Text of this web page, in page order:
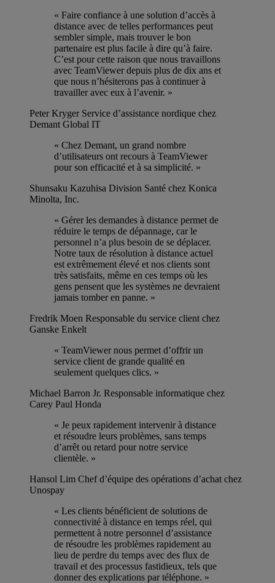
« Faire confiance à une solution d’accès à
distance avec de telles performances peut
sembler simple, mais trouver le bon
partenaire est plus facile à dire qu’à faire.
C’est pour cette raison que nous travaillons
avec TeamViewer depuis plus de dix ans et
que nous n’hésiterons pas à continuer à
travailler avec eux à l’avenir. »
Peter Kryger Service d’assistance nordique chez
Demant Global IT
« Chez Demant, un grand nombre
d’utilisateurs ont recours à TeamViewer
pour son efficacité et à sa simplicité. »
Shunsaku Kazuhisa Division Santé chez Konica
Minolta, Inc.
« Gérer les demandes à distance permet de
réduire le temps de dépannage, car le
personnel n’a plus besoin de se déplacer.
Notre taux de résolution à distance actuel
est extrêmement élevé et nos clients sont
très satisfaits, même en ces temps où les
gens pensent que les systèmes ne devraient
jamais tomber en panne. »
Fredrik Moen Responsable du service client chez
Ganske Enkelt
« TeamViewer nous permet d’offrir un
service client de grande qualité en
seulement quelques clics. »
Michael Barron Jr. Responsable informatique chez
Carey Paul Honda
« Je peux rapidement intervenir à distance
et résoudre leurs problèmes, sans temps
d’arrêt ou retard pour notre service
clientèle. »
Hansol Lim Chef d’équipe des opérations d’achat chez
Unospay
« Les clients bénéficient de solutions de
connectivité à distance en temps réel, qui
permettent à notre personnel d’assistance
de résoudre les problèmes rapidement au
lieu de perdre du temps avec des flux de
travail et des processus fastidieux, tels que
donner des explications par téléphone. »